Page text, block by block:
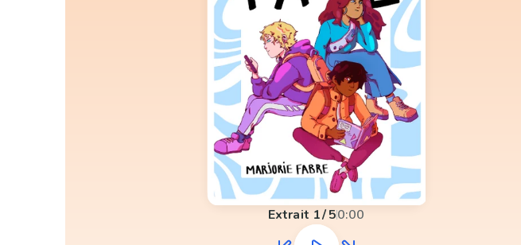
Extrait 1/50:00